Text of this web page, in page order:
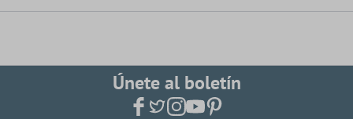
Únete al boletín